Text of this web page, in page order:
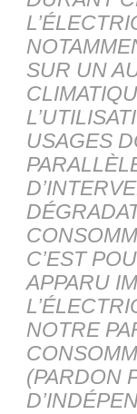
SUR UN
USAGES
C’EST
APPARU
NOTRE
(PARDON